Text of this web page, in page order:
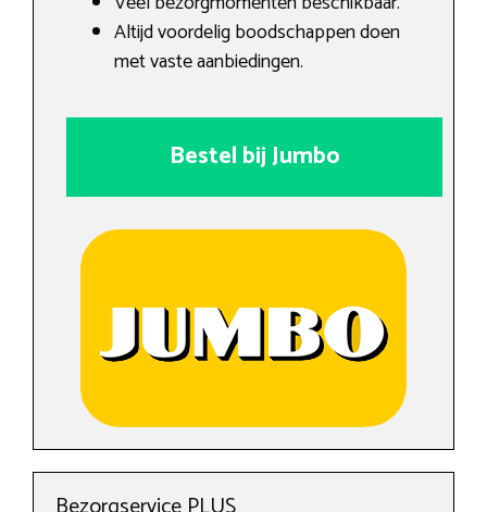
Altijd voordelig boodschappen doen
met vaste aanbiedingen.
Bestel bij Jumbo